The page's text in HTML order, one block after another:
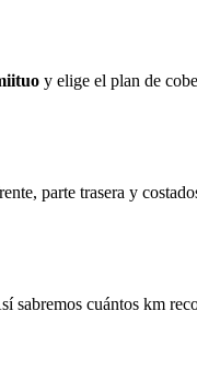
y elige el plan de
parte trasera y
sabremos cuántos km